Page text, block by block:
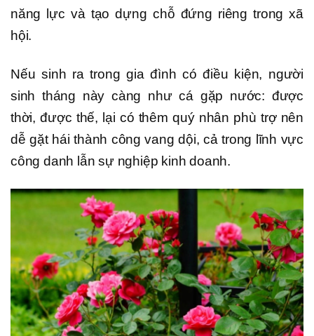
năng lực và tạo dựng chỗ đứng riêng trong xã
hội.
Nếu sinh ra trong gia đình có điều kiện, người
sinh tháng này càng như cá gặp nước: được
thời, được thế, lại có thêm quý nhân phù trợ nên
dễ gặt hái thành công vang dội, cả trong lĩnh vực
công danh lẫn sự nghiệp kinh doanh.